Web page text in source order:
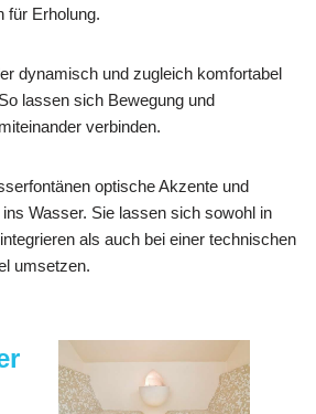
für Erholung.
dynamisch und zugleich komfortabel
lassen sich Bewegung und
verbinden.
optische Akzente und
Wasser. Sie lassen sich sowohl in
als auch bei einer technischen
umsetzen.